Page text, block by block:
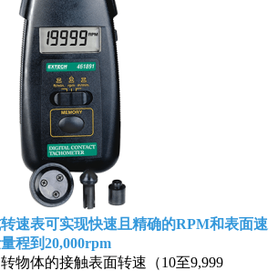
转速表可实现快速且精确的RPM和表面速
程到20,000rpm
物体的接触表面转速（10至9,999